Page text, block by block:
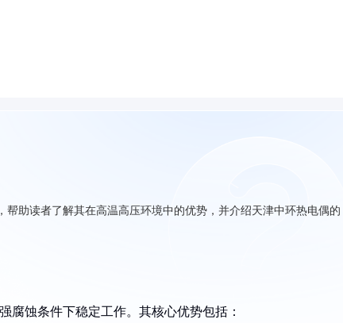
助读者了解其在高温高压环境中的优势，并介绍天津中环热电偶的
腐蚀条件下稳定工作。其核心优势包括：